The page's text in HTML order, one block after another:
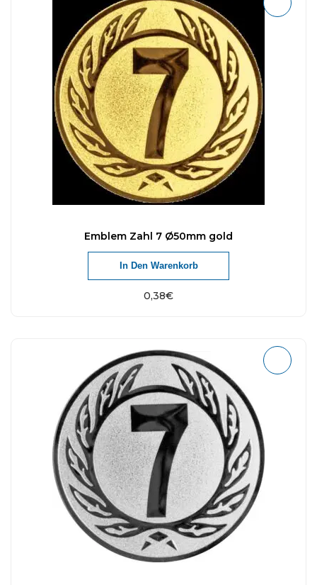
Emblem Zahl 7 Ø50mm gold
0,38€
In Den Warenkorb